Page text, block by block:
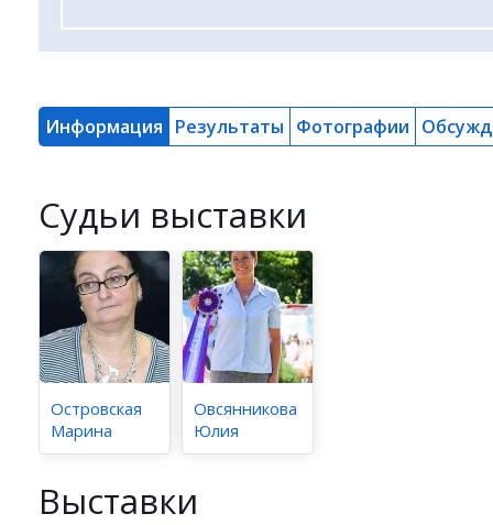
Информация Результаты Фотографии
Cудьи выставки
Островская
Марина
Овсянникова
Юлия
Выставки